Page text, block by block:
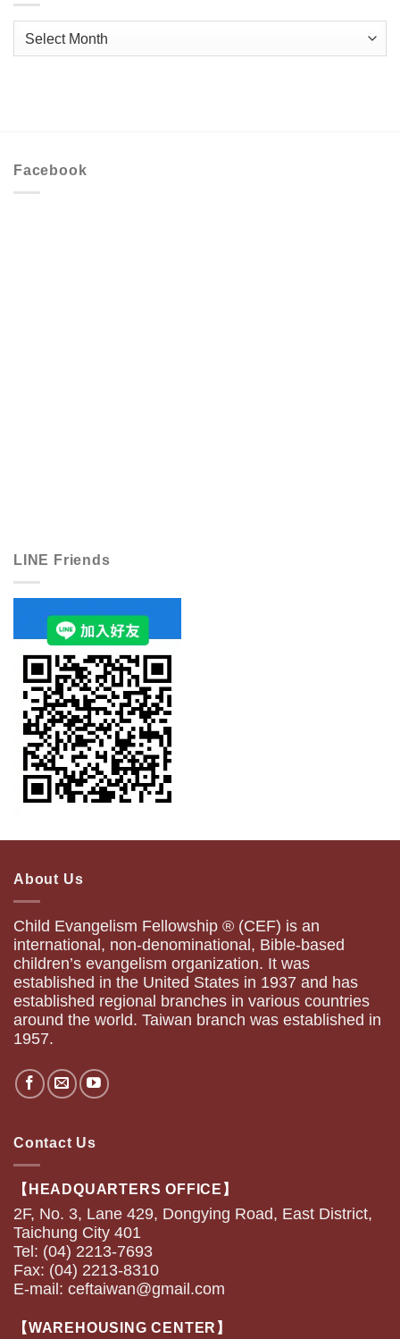
Facebook
LINE Friends
About Us
Child Evangelism Fellowship ® (CEF) is an
international, non-denominational, Bible-based
children’s evangelism organization. It was
established in the United States in 1937 and has
established regional branches in various countries
around the world. Taiwan branch was established in
1957.
Contact Us
【HEADQUARTERS OFFICE】
2F, No. 3, Lane 429, Dongying Road, East District,
Taichung City 401
Tel: (04) 2213-7693
Fax: (04) 2213-8310
E-mail: ceftaiwan@gmail.com
【WAREHOUSING CENTER】